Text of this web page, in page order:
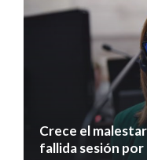
Crece el
fallida sesión por